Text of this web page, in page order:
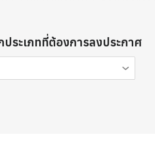
ประเภทที่ต้องการลงประกาศ